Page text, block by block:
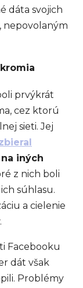
dáta svojich
nepovolaným
prvýkrát
cez ktorú
sieti. Jej
iných
z nich boli
súhlasu.
a cielenie
Facebooku
dát však
Problémy